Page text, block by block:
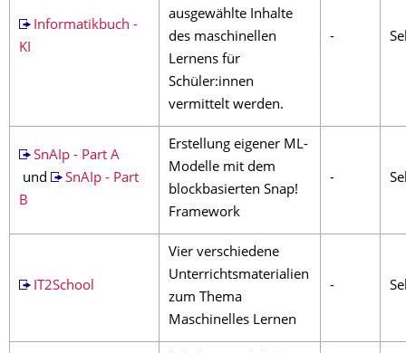
Informatikbuch -
KI
ausgewählte Inhalte
des maschinellen
Lernens für
Schüler:innen
vermittelt werden.
-
SnAIp - Part A
und
SnAIp - Part
B
Erstellung eigener ML-
Modelle mit dem
blockbasierten Snap!
Framework
-
IT2School
Vier verschiedene
Unterrichtsmaterialien
zum Thema
Maschinelles Lernen
-